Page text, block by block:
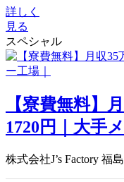
詳しく
見る
スペシャル
【寮費無料】
1720円｜大手
株式会社J’s Factory 福